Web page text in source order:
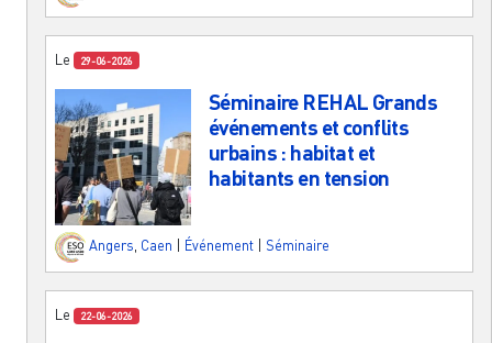
Le 29-06-2026
Séminaire REHAL Grands
événements et conflits
urbains : habitat et
habitants en tension
Angers Caen Événement Séminaire
Le 22-06-2026